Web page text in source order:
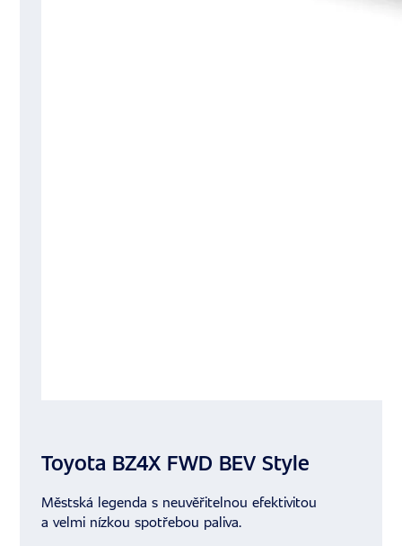
Toyota BZ4X FWD BEV Style
Městská legenda s neuvěřitelnou efektivitou
a velmi nízkou spotřebou paliva.